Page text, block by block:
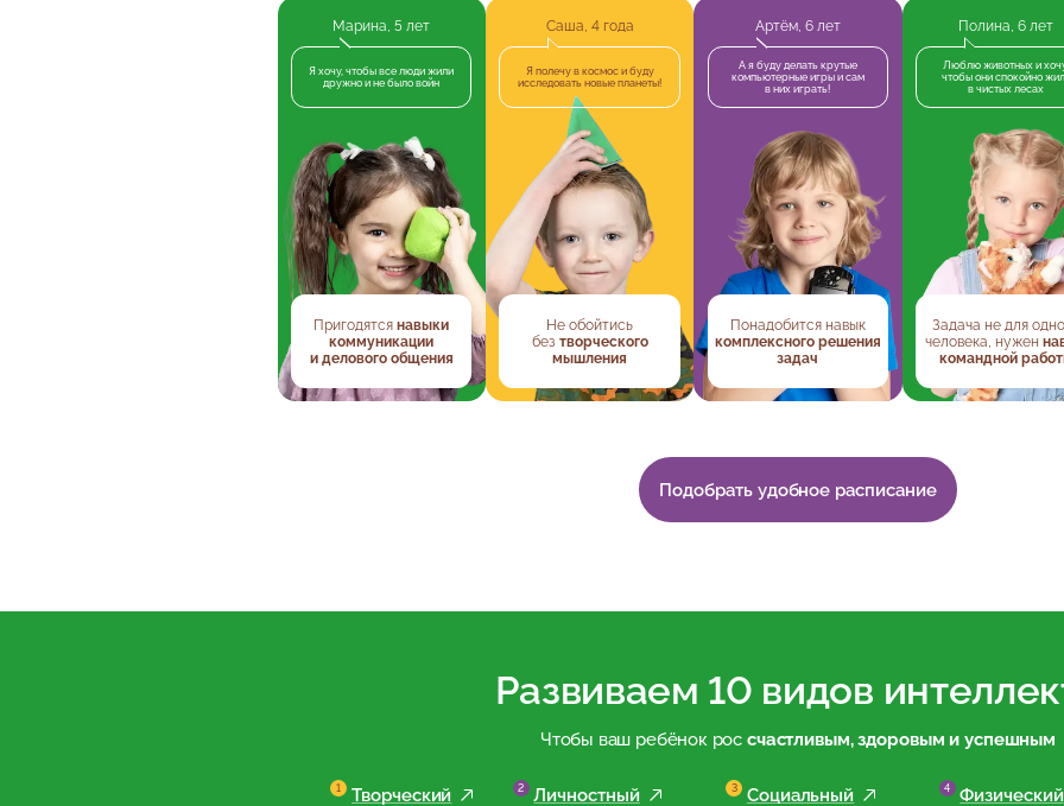
Марина, 5 лет
Я хочу, чтобы все люди жили
дружно и не было войн
Пригодятсянавыки
коммуникации
и делового общения
Саша, 4 года
Я полечу в космос и буду
исследовать новые планеты!
Не обойтись
без творческого
мышления
Артём, 6 лет
А я буду делать крутые
компьютерные игры и сам
в них играть!
Понадобится навык
комплексного решения
задач
Полина, 6 лет
Люблю животных и
чтобы они спокойно
в чистых лесах
Задача не для
человека, нужен
командной
Подобрать удобное расписание
Развиваем 10 видов
Чтобы ваш ребёнок рос счастливым, здоровым и успешным
Творческий Личностный Социальный Физический